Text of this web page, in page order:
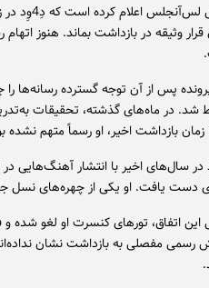
پلیس
وثیقه در بازداشت بماند. هنوز
پس از آن توجه گسترده رسانه‌ها
شد. در ماه‌های گذشته، تحقیقات
زمان بازداشت اخیر، او رسماً متهم نشده
در سال‌های اخیر با انتشار
دست یافت. او یکی از چهره‌های نسل
این اتفاق، تورهای کنسرت او لغو
رسمی مفصلی به بازداشت نشان